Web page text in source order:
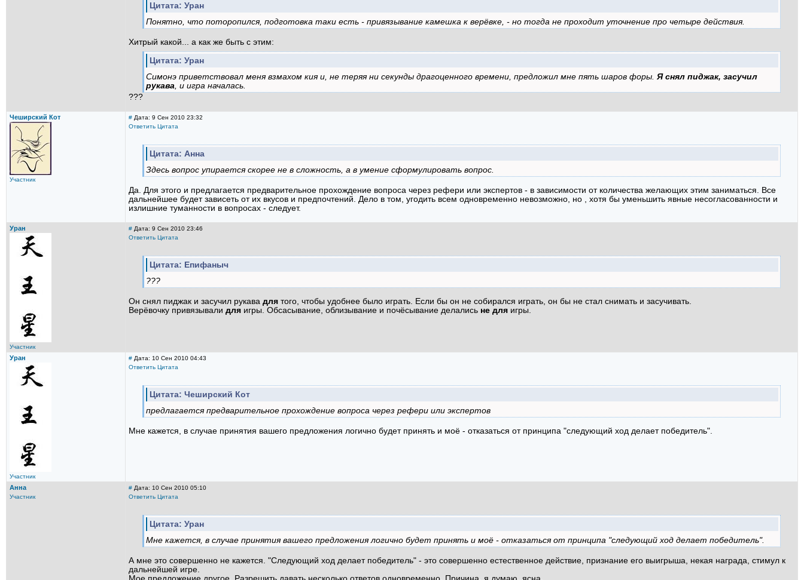
Цитата: Уран
Понятно, что поторопился, подготовка таки есть - привязывание камешка к верёвке, - но тогда не проходит уточнение про четыре действия.
Хитрый какой... а как же быть с этим:
Цитата: Уран
Симонэ приветствовал меня взмахом кия и, не теряя ни секунды драгоценного времени, предложил мне пять шаров форы. Я снял пиджак, засучил
рукава , и игра началась.
???
Чеширский Кот
Участник
# Дата: 9 Сен 2010 23:32
Ответить Цитата
Цитата: Анна
Здесь вопрос упирается скорее не в сложность, а в умение сформулировать вопрос.
Да. Для этого и предлагается предварительное прохождение вопроса через рефери или экспертов - в зависимости от количества желающих этим заниматься. Все
дальнейшее будет зависеть от их вкусов и предпочтений. Дело в том, угодить всем одновременно невозможно, но , хотя бы уменьшить явные несогласованности и
излишние туманности в вопросах - следует.
Уран
Участник
# Дата: 9 Сен 2010 23:46
Ответить Цитата
Цитата: Епифаныч
???
Он снял пиджак и засучил рукава для того, чтобы удобнее было играть. Если бы он не собирался играть, он бы не стал снимать и засучивать.
Верёвочку привязывали для игры. Обсасывание, облизывание и почёсывание делались не для игры.
Уран
Участник
# Дата: 10 Сен 2010 04:43
Ответить Цитата
Цитата: Чеширский Кот
предлагается предварительное прохождение вопроса через рефери или экспертов
Мне кажется, в случае принятия вашего предложения логично будет принять и моё - отказаться от принципа "следующий ход делает победитель".
Анна
Участник
# Дата: 10 Сен 2010 05:10
Ответить Цитата
Цитата: Уран
Мне кажется, в случае принятия вашего предложения логично будет принять и моё - отказаться от принципа "следующий ход делает победитель".
А мне это совершенно не кажется. "Следующий ход делает победитель" - это совершенно естественное действие, признание его выигрыша, некая награда, стимул к
дальнейшей игре.